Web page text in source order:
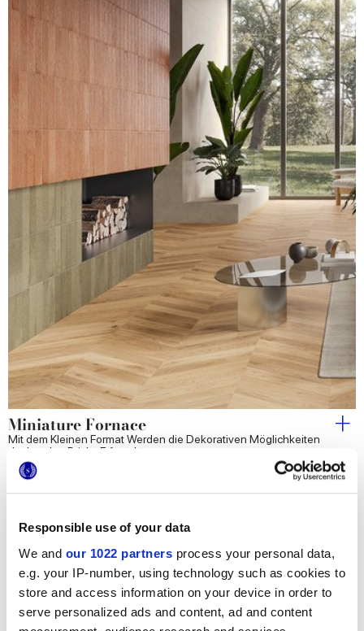
Responsible use of your data
We and our 1022 partners process your personal data,
e.g. your IP-number, using technology such as cookies to
store and access information on your device in order to
serve personalized ads and content, ad and content
Miniature Fornace
Mit dem Kleinen Format Werden die Dekorativen Möglichkeiten
der London Bricks Erforscht